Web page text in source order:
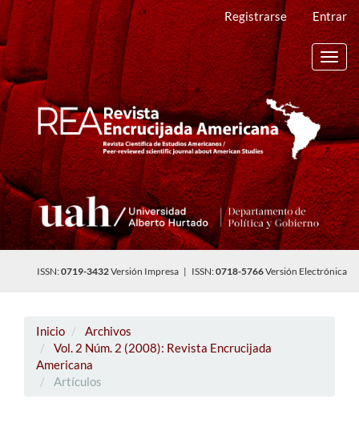
Navegación
principal
Contenido
principal
Barra
lateral
Registrarse Entrar
ISSN:0719-3432Versión Impresa | ISSN:0718-5766Versión Electrónica
Inicio
Archivos
Vol. 2 Núm. 2 (2008): Revista Encrucijada
Americana
Artículos